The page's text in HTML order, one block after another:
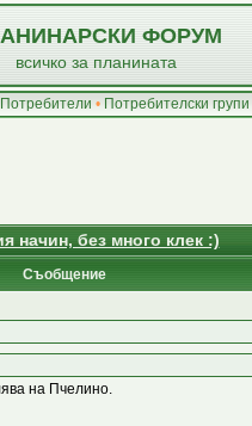
ФОРУМ
всичко за планината
Потребители • Потребителски групи
начин, без много клек :)
Съобщение
на Пчелино.